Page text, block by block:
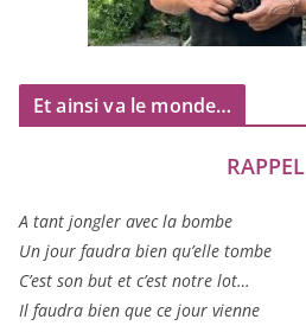
Et ainsi va le monde…
RAPPEL
A tant jon­gler avec la bombe
Un jour fau­dra bien qu’elle tombe
C’est son but et c’est notre lot…
Il fau­dra bien que ce jour vienne